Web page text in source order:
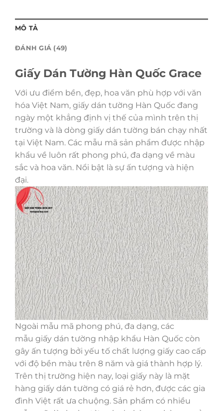
MÔ TẢ
ĐÁNH GIÁ (49)
Giấy Dán Tường Hàn Quốc Grace
Với ưu điểm bền, đẹp, hoa văn phù hợp với văn
hóa Việt Nam, giấy dán tường Hàn Quốc đang
ngày một khẳng định vị thế của mình trên thị
trường và là dòng giấy dán tường bán chạy nhất
tại Việt Nam. Các mẫu mã sản phẩm được nhập
khẩu về luôn rất phong phú, đa dạng về màu
sắc và hoa văn. Nổi bật là sự ấn tượng và hiện
đại.
Ngoài mẫu mã phong phú, đa dạng, các
mẫu giấy dán tường nhập khẩu Hàn Quốc còn
gây ấn tượng bởi yếu tố chất lượng giấy cao cấp
với độ bền màu trên 8 năm và giá thành hợp lý.
Trên thị trường hiện nay, loại giấy này là mặt
hàng giấy dán tường có giá rẻ hơn, được các gia
đình Việt rất ưa chuộng. Sản phẩm có nhiều